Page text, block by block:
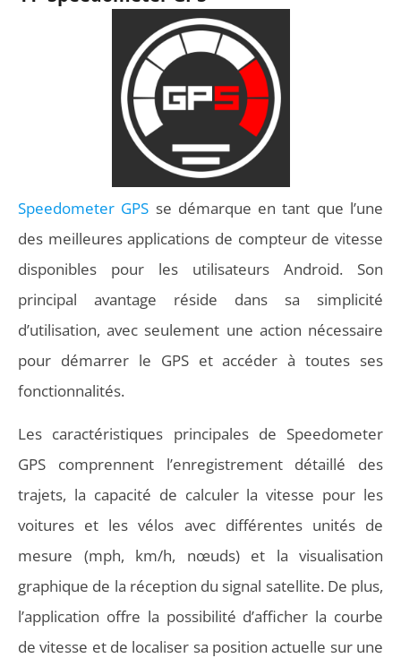
Speedometer GPS se démarque en tant que l’une
des meilleures applications de compteur de vitesse
disponibles pour les utilisateurs Android. Son
principal avantage réside dans sa simplicité
d’utilisation, avec seulement une action nécessaire
pour démarrer le GPS et accéder à toutes ses
fonctionnalités.
Les caractéristiques principales de Speedometer
GPS comprennent l’enregistrement détaillé des
trajets, la capacité de calculer la vitesse pour les
voitures et les vélos avec différentes unités de
mesure (mph, km/h, nœuds) et la visualisation
graphique de la réception du signal satellite. De plus,
l’application offre la possibilité d’afficher la courbe
de vitesse et de localiser sa position actuelle sur une